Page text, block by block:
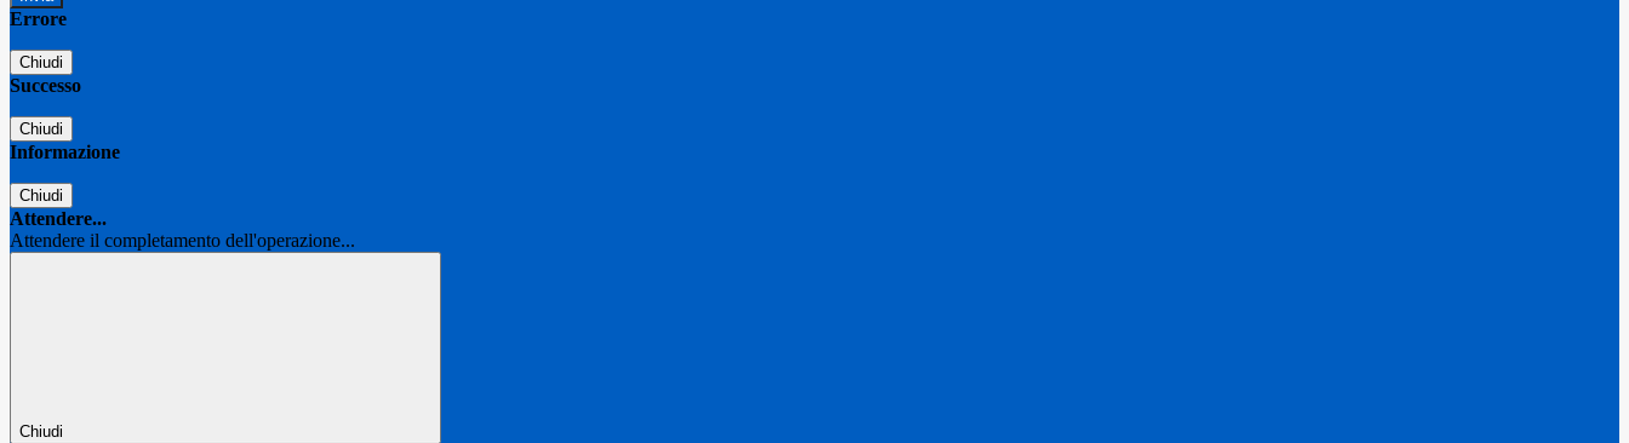
Errore
Chiudi
Successo
Chiudi
Informazione
Chiudi
Attendere...
Attendere il completamento dell'operazione...
Chiudi